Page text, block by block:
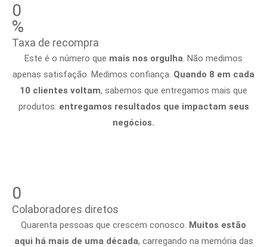
0
%
Taxa de recompra
Este é o número que mais nos orgulha. Não medimos
apenas satisfação. Medimos confiança. Quando 8 em cada
10 clientes voltam, sabemos que entregamos mais que
produtos: entregamos resultados que impactam seus
negócios.
0
Colaboradores diretos
Quarenta pessoas que crescem conosco. Muitos estão
aqui há mais de uma década, carregando na memória das